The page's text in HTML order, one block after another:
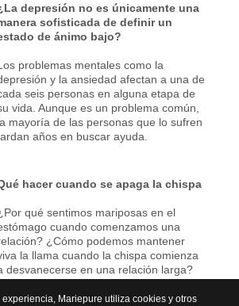
depresión no es únicamente una
sofisticada de definir un
de ánimo bajo?
problemas mentales como la
y la ansiedad afectan a una de
seis personas en alguna etapa de
vida. Aunque es un problema común,
mayoría de las personas que lo sufren
años en buscar ayuda.
hacer cuando se apaga la chispa
qué sentimos mariposas en el
cuando comenzamos una
¿Cómo podemos mantener
la llama cuando la chispa comienza
desvanecerse en una relación larga?
Mariepure utiliza cookies y otros